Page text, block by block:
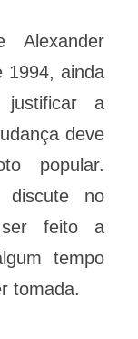
Alexander
1994, ainda
justificar a
deve
popular.
discute no
ser feito a
tempo
tomada.